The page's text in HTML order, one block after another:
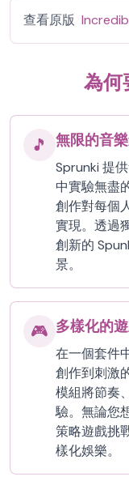
查看原版
為何
🎵 無限的音
Sprunki 提
中實驗無盡
創作對每個
實現。透過
創新的
景。
🎮 多樣化的
在一個套件
創作到刺激
模組將節奏
驗。無論您
策略遊戲挑
樣化娛樂。